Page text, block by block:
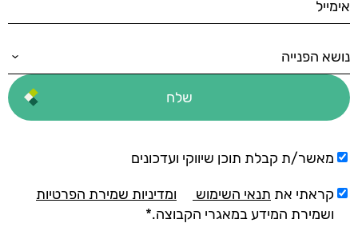
מאשר/ת קבלת תוכן שיווקי ועדכונים
קראתי את תנאי השימוש
ומדיניות שמירת הפרטיות
ושמירת המידע במאגרי הקבוצה.*